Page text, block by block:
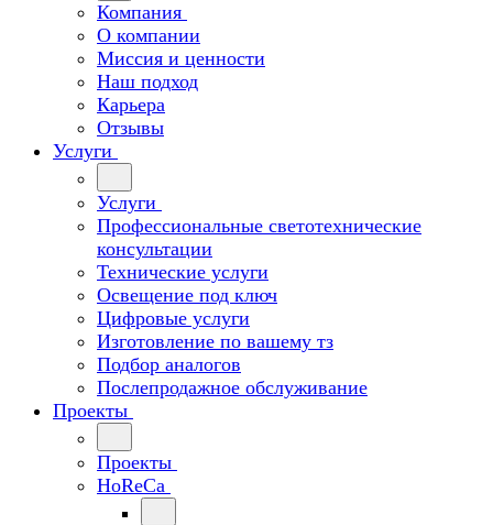
Компания
О компании
Миссия и ценности
Наш подход
Карьера
Отзывы
Услуги
Услуги
Профессиональные светотехнические
консультации
Технические услуги
Освещение под ключ
Цифровые услуги
Изготовление по вашему тз
Подбор аналогов
Послепродажное обслуживание
Проекты
Проекты
HoReCa